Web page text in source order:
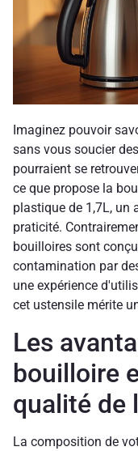
Imaginez pouvoir
sans vous soucier
pourraient se
ce que propose la
plastique de 1,7L, un
praticité.
bouilloires sont
contamination par
une expérience
cet ustensile mérite
Les
bouilloire
qualité de
La composition de